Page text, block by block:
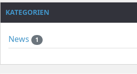
KATEGORIEN
News 1